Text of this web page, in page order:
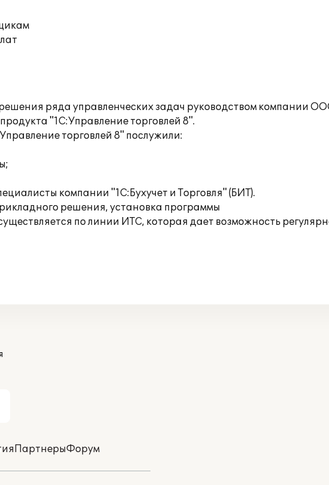
ряда управленческих задач руководством компании
"1С:Управление торговлей 8".
торговлей 8" послужили:
компании "1С:Бухучет и Торговля" (БИТ).
решения, установка программы
по линии ИТС, которая дает возможность
ПартнерыФорум